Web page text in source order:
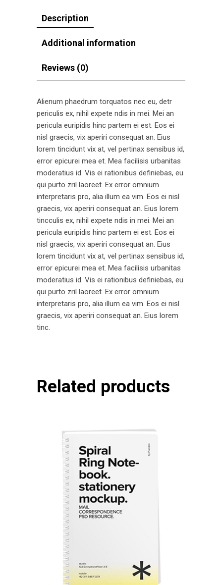
Description
Additional information
Reviews (0)
Alienum phaedrum torquatos nec eu, detr
periculis ex, nihil expete ndis in mei. Mei an
pericula euripidis hinc partem ei est. Eos ei
nisl graecis, vix aperiri consequat an. Eius
lorem tincidunt vix at, vel pertinax sensibus id,
error epicurei mea et. Mea facilisis urbanitas
moderatius id. Vis ei rationibus definiebas, eu
qui purto zril laoreet. Ex error omnium
interpretaris pro, alia illum ea vim. Eos ei nisl
graecis, vix aperiri consequat an. Eius lorem
tincculis ex, nihil expete ndis in mei. Mei an
pericula euripidis hinc partem ei est. Eos ei
nisl graecis, vix aperiri consequat an. Eius
lorem tincidunt vix at, vel pertinax sensibus id,
error epicurei mea et. Mea facilisis urbanitas
moderatius id. Vis ei rationibus definiebas, eu
qui purto zril laoreet. Ex error omnium
interpretaris pro, alia illum ea vim. Eos ei nisl
graecis, vix aperiri consequat an. Eius lorem
tinc.
Related products